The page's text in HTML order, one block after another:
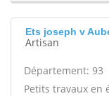
Ets joseph v
Artisan
Département: 93
Petits travaux en